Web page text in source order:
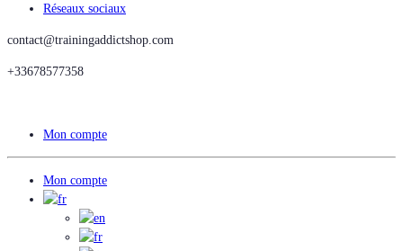
Réseaux sociaux
contact@trainingaddictshop.com
+33678577358
Mon compte
Mon compte